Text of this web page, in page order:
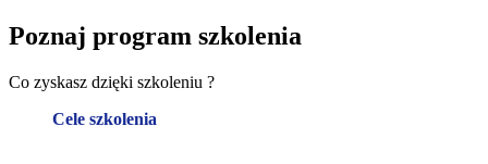
Poznaj program szkolenia
Co zyskasz dzięki szkoleniu ?
Cele szkolenia